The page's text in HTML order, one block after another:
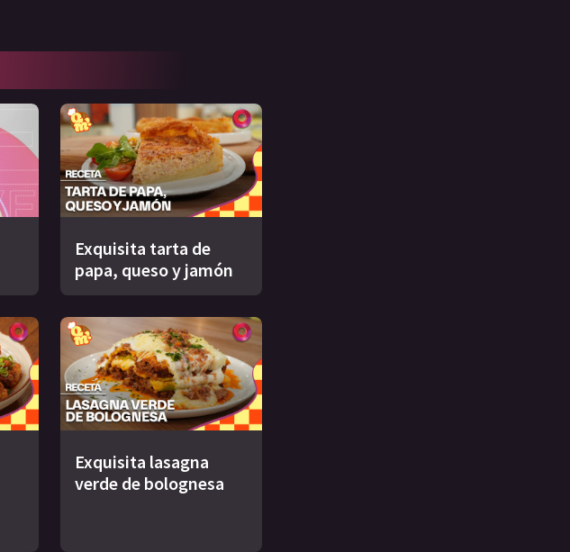
Exquisita tarta de
papa, queso y jamón
Exquisita lasagna
verde de bolognesa